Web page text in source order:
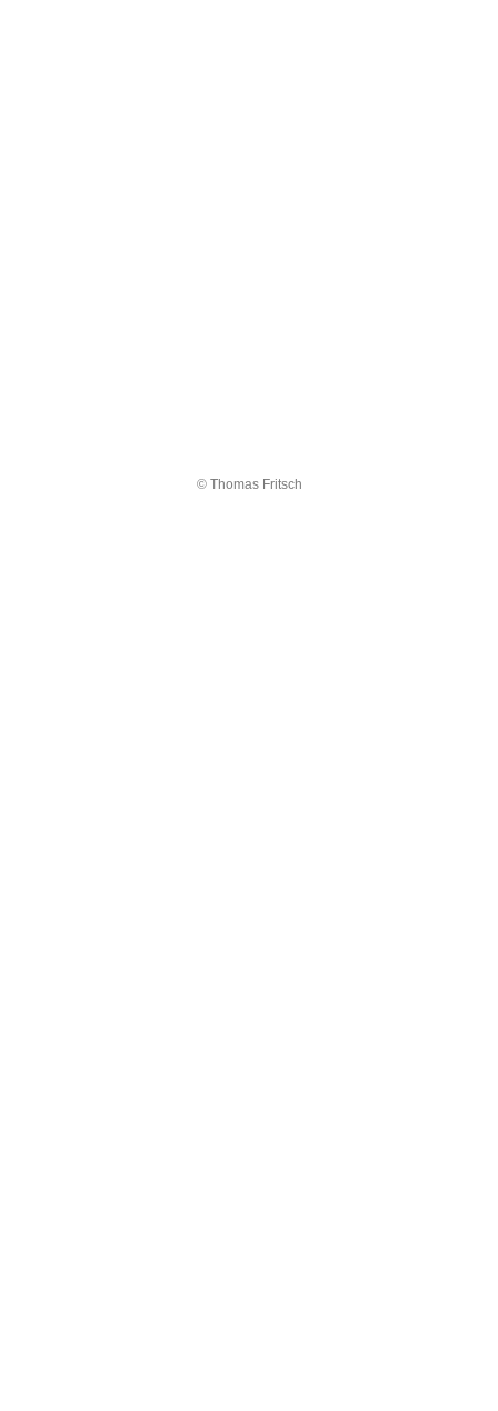
© Thomas Fritsch